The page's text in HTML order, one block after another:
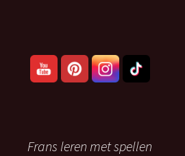
Frans leren met spellen